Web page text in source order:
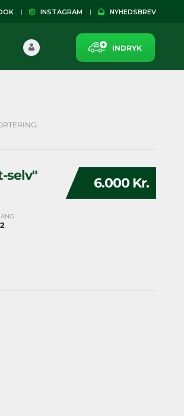
INSTAGRAM NYHEDSBREV
INDRYK
6.000 Kr.
selv"